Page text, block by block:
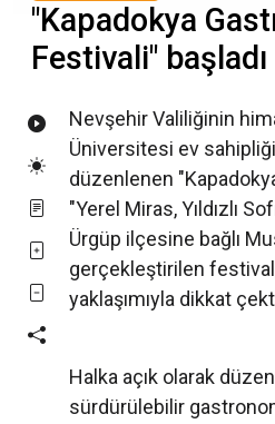
"Kapadokya
Festivali" başladı
Nevşehir Valiliğinin
Üniversitesi ev
düzenlenen
"Yerel Miras, Yıldızlı
Ürgüp ilçesine bağlı
gerçekleştirilen
yaklaşımıyla dikkat
Halka açık olarak
sürdürülebilir